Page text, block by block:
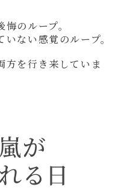
のループ。
ない感覚のループ。
方を行き来していま
が
る日